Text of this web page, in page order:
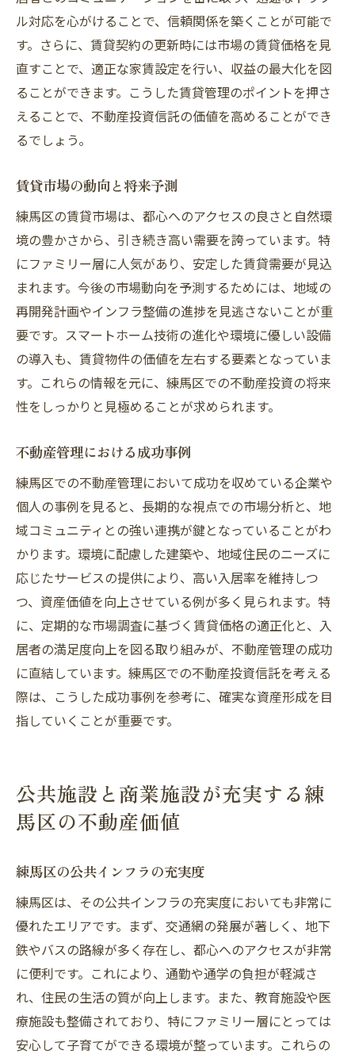
ル対応を心がけることで、信頼関係を築くことが可能で
す。さらに、賃貸契約の更新時には市場の賃貸価格を見
直すことで、適正な家賃設定を行い、収益の最大化を図
ることができます。こうした賃貸管理のポイントを押さ
えることで、不動産投資信託の価値を高めることができ
るでしょう。
賃貸市場の動向と将来予測
練馬区の賃貸市場は、都心へのアクセスの良さと自然環
境の豊かさから、引き続き高い需要を誇っています。特
にファミリー層に人気があり、安定した賃貸需要が見込
まれます。今後の市場動向を予測するためには、地域の
再開発計画やインフラ整備の進捗を見逃さないことが重
要です。スマートホーム技術の進化や環境に優しい設備
の導入も、賃貸物件の価値を左右する要素となっていま
す。これらの情報を元に、練馬区での不動産投資の将来
性をしっかりと見極めることが求められます。
不動産管理における成功事例
練馬区での不動産管理において成功を収めている企業や
個人の事例を見ると、長期的な視点での市場分析と、地
域コミュニティとの強い連携が鍵となっていることがわ
かります。環境に配慮した建築や、地域住民のニーズに
応じたサービスの提供により、高い入居率を維持しつ
つ、資産価値を向上させている例が多く見られます。特
に、定期的な市場調査に基づく賃貸価格の適正化と、入
居者の満足度向上を図る取り組みが、不動産管理の成功
に直結しています。練馬区での不動産投資信託を考える
際は、こうした成功事例を参考に、確実な資産形成を目
指していくことが重要です。
公共施設と商業施設が充実する練
馬区の不動産価値
練馬区の公共インフラの充実度
練馬区は、その公共インフラの充実度においても非常に
優れたエリアです。まず、交通網の発展が著しく、地下
鉄やバスの路線が多く存在し、都心へのアクセスが非常
に便利です。これにより、通勤や通学の負担が軽減さ
れ、住民の生活の質が向上します。また、教育施設や医
療施設も整備されており、特にファミリー層にとっては
安心して子育てができる環境が整っています。これらの